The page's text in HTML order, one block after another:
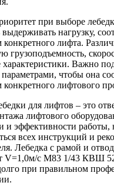
при выборе
выдерживать нагрузку,
конкретного лифта.
грузоподъемность,
характеристики. Важно
чтобы она
конкретного лифтового
для лифтов – это
лифтового
и эффективности работы,
всех инструкций и
Лебедка с рамой и
V=1,0м/с M83 1/43 КВШ
при правильном